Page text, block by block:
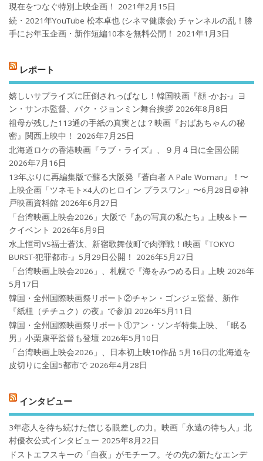
現在をつなぐ特別上映企画！
2021年2月15日
続・2021年YouTube 松本卓也 (シネマ健康会) チャンネルの乱！勝
手にお年玉企画・新作短編10本を無料公開！
2021年1月3日
レポート
嬉しいサプライズに圧倒されっぱなし！韓国映画『顔 -かお-』ヨ
ン・サンホ監督、パク・ジョンミン舞台挨拶 2026年8月8日
祖母が残した113通の手紙の真実とは？映画『おばあちゃんの秘
密』関西上映中！
2026年7月25日
北海道ロケの香港映画『ラブ・ライズ』、９月４日に全国公開
2026年7月16日
13年ぶりに再編集版で蘇る大阪発『蒼白者 A Pale Woman』！〜
上映企画「ツネモト×4人のヒロイン プラスワン」〜6月28日＠神
戸映画資料館 2026年6月27日
「台湾映画上映会2026」大阪で『あの写真の私たち』上映&トー
クイベント 2026年6月9日
水上恒司VS福士蒼汰、新宿歌舞伎町で肉弾戦！!映画『TOKYO
BURST-犯罪都市-』5月29日公開！
2026年5月27日
「台湾映画上映会2026」、札幌で『海をみつめる日』上映 2026年
5月17日
韓国・全州国際映画祭リポート②チャン・ゴンジェ監督、新作
『紙杻（チチュク）の夜』で参加 2026年5月11日
韓国・全州国際映画祭リポート①アン・ソンギ特集上映、「眠る
男」小栗康平監督も登壇 2026年5月10日
「台湾映画上映会2026」、日本初上映10作品 5月16日の北海道を
皮切りに全国5都市で 2026年4月28日
インタビュー
3年恋人を待ち続けた信じる眼差しの力。映画「永遠の待ち人」北
村優衣公式インタビュー 2025年8月22日
ドストエフスキーの「白夜」がモチーフ。その先の新たなエンデ